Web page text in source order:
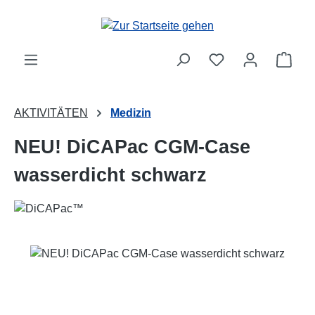
Zum Hauptinhalt springen
AKTIVITÄTEN Medizin
NEU! DiCAPac CGM-Case
wasserdicht schwarz